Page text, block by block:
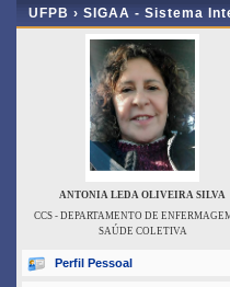
UFPB › SIGAA - Sistema
ANTONIA LEDA OLIVEIRA SILVA
CCS - DEPARTAMENTO DE
SAÚDE COLETIVA
Perfil Pessoal